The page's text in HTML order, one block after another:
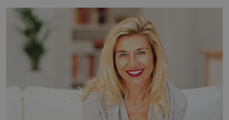
se na koloběžce a den zakončit poznáváním památek ve
Velkých Losinách nebo v termálním